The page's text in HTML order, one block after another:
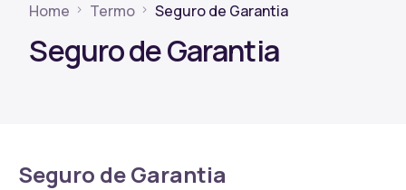
Home Termo Seguro de Garantia
Seguro de Garantia
Seguro de Garantia